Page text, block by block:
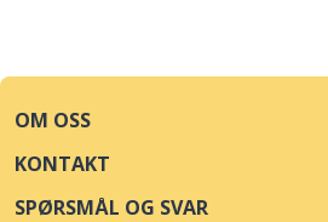
OM OSS
KONTAKT
SPØRSMÅL OG SVAR